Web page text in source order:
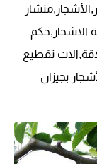
الاشجار,حكم
تقطيع
بجيزان